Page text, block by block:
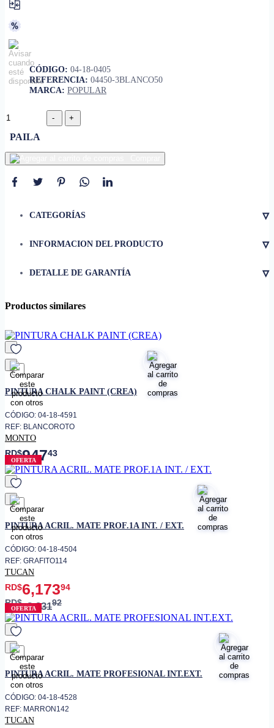
CÓDIGO: 04-18-0405
REFERENCIA: 04450-3BLANCO50
MARCA: POPULAR
PAILA
CATEGORÍAS ▿
INFORMACION DEL PRODUCTO ▿
semibrillante, especialmente
formulada con resina acrílica
rendimiento y poder cubriente,
• Uso
Exterior/Interior
BLANCO 50.
DETALLE DE GARANTÍA ▿
Productos similares
favorito
PINTURA CHALK PAINT (CREA)
CÓDIGO: 04-18-4591
REF: BLANCOROTO
MONTO
RD$94743
OFERTA
favorito
PINTURA ACRIL. MATE PROF.1A INT. / EXT.
CÓDIGO: 04-18-4504
REF: GRAFITO114
TUCAN
RD$6,17394
RD$8,23192
OFERTA
favorito
PINTURA ACRIL. MATE PROFESIONAL INT.EXT.
CÓDIGO: 04-18-4528
REF: MARRON142
TUCAN